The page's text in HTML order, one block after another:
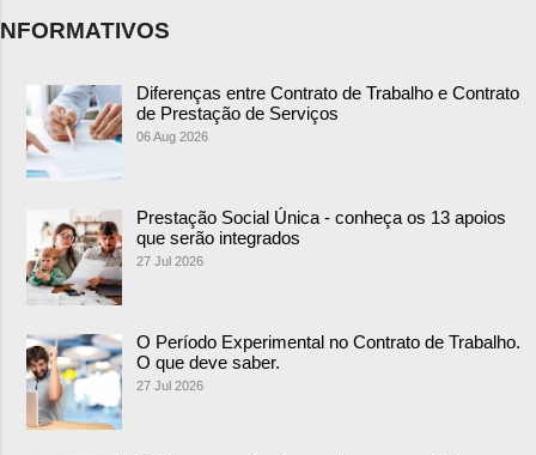
NFORMATIVOS
Diferenças entre Contrato de Trabalho e Contrato
de Prestação de Serviços
06 Aug 2026
Prestação Social Única - conheça os 13 apoios
que serão integrados
27 Jul 2026
O Período Experimental no Contrato de Trabalho.
O que deve saber.
27 Jul 2026